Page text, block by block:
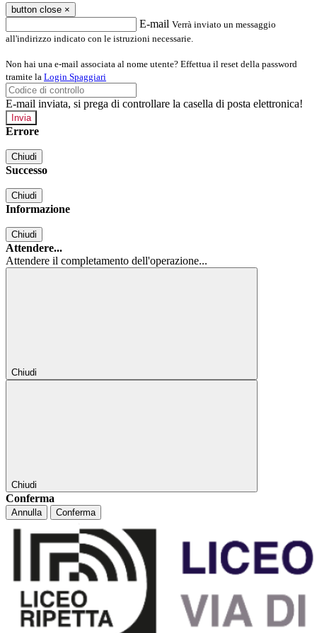
button close ×
E-mail Verrà inviato un messaggio
all'indirizzo indicato con le istruzioni necessarie.
Non hai una e-mail associata al nome utente? Effettua il reset della password
tramite la Login Spaggiari
E-mail inviata, si prega di controllare la casella di posta elettronica!
Errore
Chiudi
Successo
Chiudi
Informazione
Chiudi
Attendere...
Attendere il completamento dell'operazione...
Chiudi
Chiudi
Conferma
Annulla Conferma